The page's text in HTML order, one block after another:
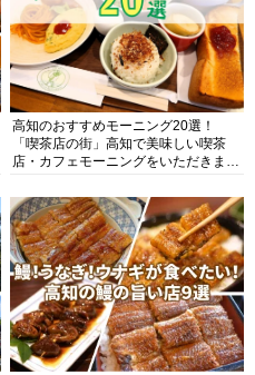
高知のおすすめモーニング20選！
「喫茶店の街」高知で美味しい喫茶
店・カフェモーニングをいただきま